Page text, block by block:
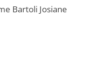
Bartoli Josiane